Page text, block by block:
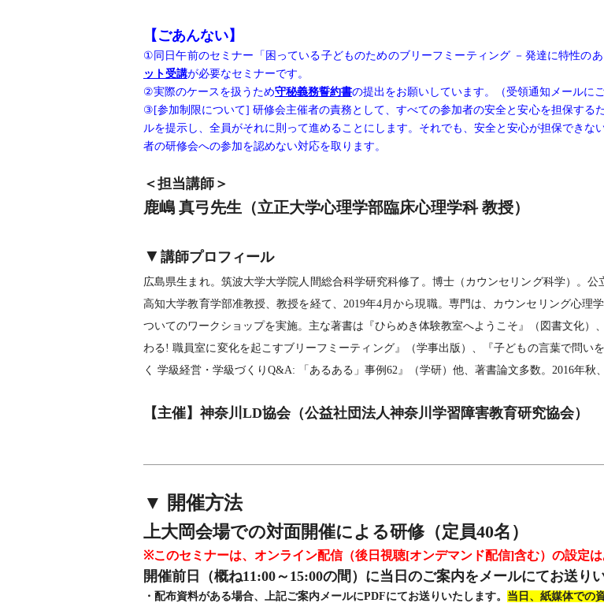
【ごあんない】
①同日午前のセミナー「困っている子どものためのブリーフミーティング －発達に特性の
ット受講が必要なセミナーです。
②実際のケースを扱うため守秘義務誓約書の提出をお願いしています。（受領通知メールにご
③[参加制限について] 研修会主催者の責務として、すべての参加者の安全と安心を担保する
ルを提示し、全員がそれに則って進めることにします。それでも、安全と安心が担保でき
者の研修会への参加を認めない対応を取ります。
＜担当講師＞
鹿嶋 真弓先生（立正大学心理学部臨床心理学科 教授）
▼ 講師プロフィール
広島県生まれ。筑波大学大学院人間総合科学研究科修了。博士（カウンセリング科学）。
高知大学教育学部准教授、教授を経て、2019年4月から現職。専門は、カウンセリング心理
ついてのワークショップを実施。主な著書は『ひらめき体験教室へようこそ』（図書文化）
わる! 職員室に変化を起こすブリーフミーティング』（学事出版）、『子どもの言葉で問い
く 学級経営・学級づくりQ&A: 「あるある」事例62』（学研）他、著書論文多数。2016年
【主催】神奈川LD協会（公益社団法人神奈川学習障害教育研究協会）
▼ 開催方法
上大岡会場での対面開催による研修（定員40名）
※このセミナーは、オンライン配信（後日視聴[オンデマンド配信]含む）の設定
開催前日（概ね11:00～15:00の間）に当日のご案内をメールにてお送り
・配布資料がある場合、上記ご案内メールにPDFにてお送りいたします。 当日、紙媒体での